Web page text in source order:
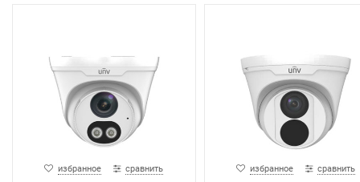
избранное сравнить избранное сравнить